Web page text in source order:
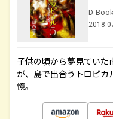
D-
子供の頃から夢見てい
が、島で出合うトロピ
憶。